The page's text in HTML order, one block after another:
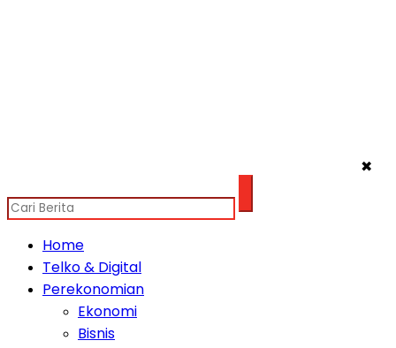
✖
Home
Telko & Digital
Perekonomian
Ekonomi
Bisnis